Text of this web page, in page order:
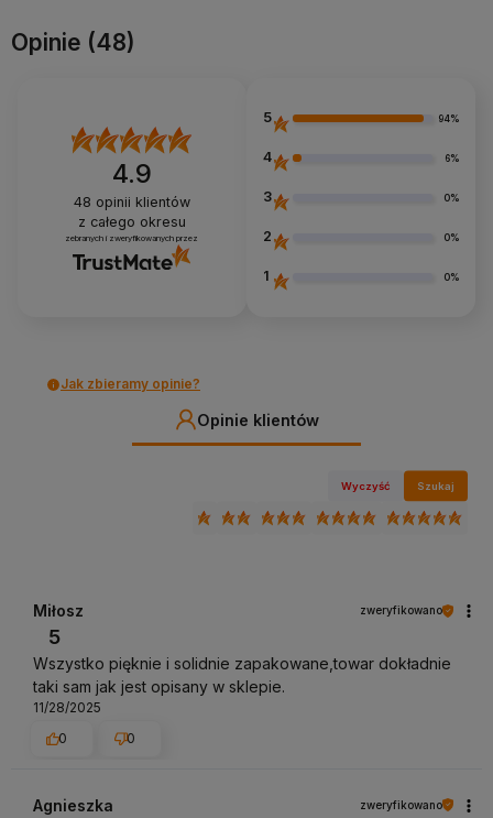
Opinie (48)
4.9
48 opinii klientów
z całego okresu
zebranych i zweryfikowanych przez
5 94%
4 6%
3 0%
2 0%
1 0%
Jak zbieramy opinie?
Opinie klientów
Wyczyść Szukaj
Miłosz zweryfikowano
5
Wszystko pięknie i solidnie zapakowane,towar dokładnie
taki sam jak jest opisany w sklepie.
11/28/2025
0
0
Agnieszka zweryfikowano